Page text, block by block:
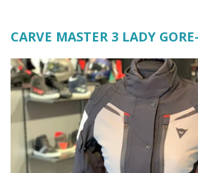
CARVE MASTER 3 LADY